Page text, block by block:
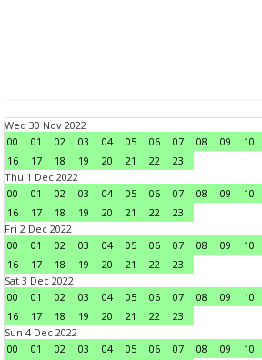
Wed 30 Nov 2022
00
01 02 03 04 05 06 07 08 09 10
16
17 18 19 20 21 22
23
Thu 1 Dec 2022
00
01 02 03 04 05 06 07 08 09 10
16
17 18 19 20 21 22
23
Fri 2 Dec 2022
00
01 02 03 04 05 06 07 08 09 10
16
17 18 19 20 21 22
23
Sat 3 Dec 2022
00
01 02 03 04 05 06 07 08 09 10
16
17 18 19 20 21 22
23
Sun 4 Dec 2022
00
01 02 03 04 05 06 07 08 09 10